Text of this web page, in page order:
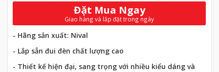
Đặt Mua Ngay
Giao hàng và lắp đặt trong ngày
- Hãng sản xuất: Nival
- Lắp sẵn đui đèn chất lượng cao
- Thiết kế hiện đại, sang trọng với nhiều kiểu dáng và